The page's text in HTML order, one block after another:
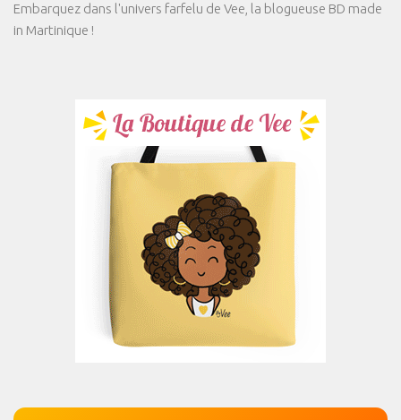
Embarquez dans l'univers farfelu de Vee, la blogueuse BD made
in Martinique !